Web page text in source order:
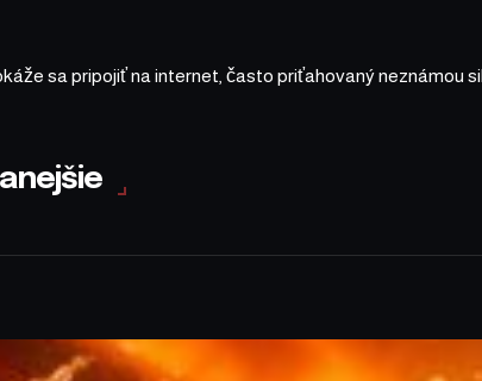
sa pripojiť na internet, často priťahovaný neznámou